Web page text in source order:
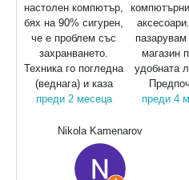
настолен компютър,
бях на 90% сигурен,
че е проблем със
захранването.
Техника го погледна
(веднага) и каза
преди 2 месеца
пазарувам
магазин
удобната
преди 4
Nikola Kamenarov